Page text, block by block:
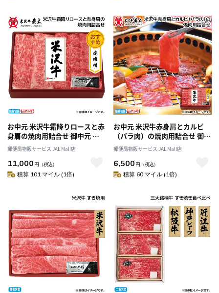
お中元 米沢牛霜降りロースと赤
身肩の焼肉用詰合せ 御中元 夏
ギフト ギフト 贈答 送料込み
郵便局物販サービス JAL Mall店
11,000 円 （税込）
積算 101 マイル (1倍)
お中元 米沢牛赤身肩とカルビ
（バラ肉）の焼肉用詰合せ 御中
元 夏ギフト ギフト 贈答 送料込
み
郵便局物販サービス JAL Mall店
6,500 円 （税込）
積算 60 マイル (1倍)